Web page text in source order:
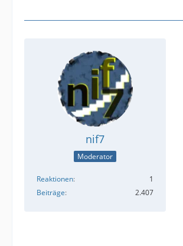
nif7
Moderator
Reaktionen
1
Beiträge
2.407